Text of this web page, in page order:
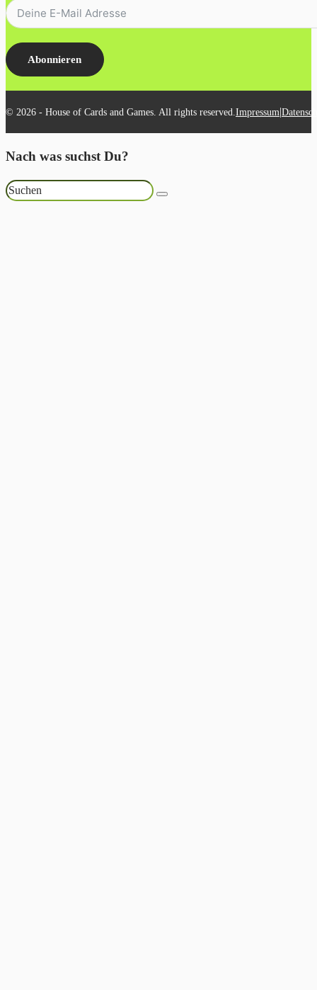
Abonnieren
© 2026 - House of Cards and Games. All rights reserved. Impressum|
Nach was suchst Du?
Suchen